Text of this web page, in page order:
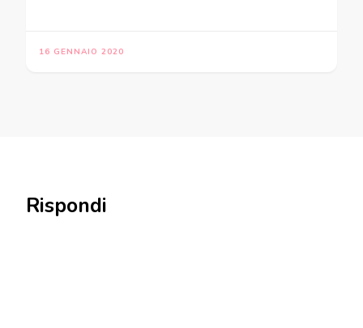
16 GENNAIO 2020
Rispondi